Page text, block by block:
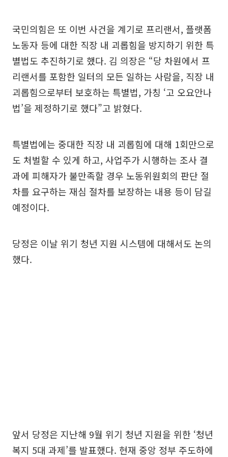
국민의힘은 또 이번 사건을 계기로 프리랜서, 플랫폼
노동자 등에 대한 직장 내 괴롭힘을 방지하기 위한 특
별법도 추진하기로 했다. 김 의장은 “당 차원에서 프
리랜서를 포함한 일터의 모든 일하는 사람을, 직장 내
괴롭힘으로부터 보호하는 특별법, 가칭 ‘고 오요안나
법’을 제정하기로 했다”고 밝혔다.
특별법에는 중대한 직장 내 괴롭힘에 대해 1회만으로
도 처벌할 수 있게 하고, 사업주가 시행하는 조사 결
과에 피해자가 불만족할 경우 노동위원회의 판단 절
차를 요구하는 재심 절차를 보장하는 내용 등이 담길
예정이다.
당정은 이날 위기 청년 지원 시스템에 대해서도 논의
했다.
앞서 당정은 지난해 9월 위기 청년 지원을 위한 ‘청년
복지 5대 과제’를 발표했다. 현재 중앙 정부 주도하에